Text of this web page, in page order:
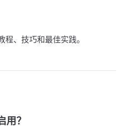
程、技巧和最佳实践。
用？